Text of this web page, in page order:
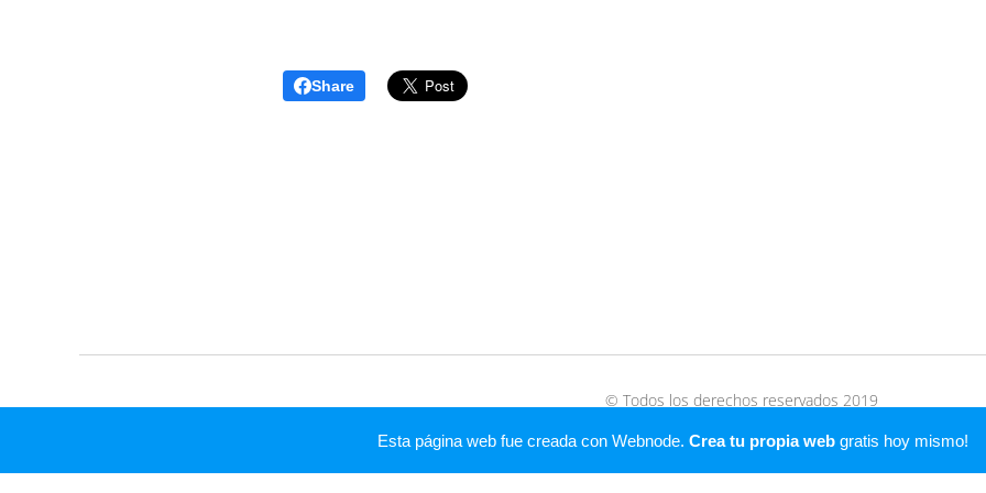
Share
© Todos los derechos reservados 2019
Esta página web fue creada con Webnode. Crea tu propia web gratis hoy mismo!